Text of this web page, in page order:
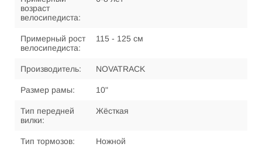
возраст
велосипедиста:
Примерный рост
велосипедиста:
115 - 125 см
Производитель: NOVATRACK
Размер рамы: 10"
Тип передней
вилки:
Жёсткая
Тип тормозов: Ножной